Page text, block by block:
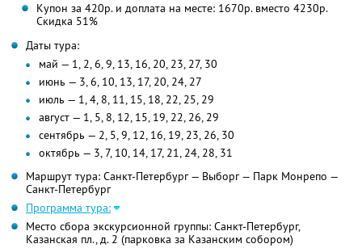
Купон за 420р. и доплата на месте: 1670р. вместо 4230р.
Скидка 51%
Даты тура:
май — 1, 2, 6, 9, 13, 16, 20, 23, 27, 30
июнь — 3, 6, 10, 13, 17, 20, 24, 27
июль — 1, 4, 8, 11, 15, 18, 22, 25, 29
август — 1, 5, 8, 12, 15, 19, 22, 26, 29
сентябрь — 2, 5, 9, 12, 16, 19, 23, 26, 30
октябрь — 3, 7, 10, 14, 17, 21, 24, 28, 31
Маршрут тура: Санкт-Петербург — Выборг — Парк Монрепо —
Санкт-Петербург
Программа тура:
Место сбора экскурсионной группы: Санкт-Петербург,
Казанская пл., д. 2 (парковка за Казанским собором)